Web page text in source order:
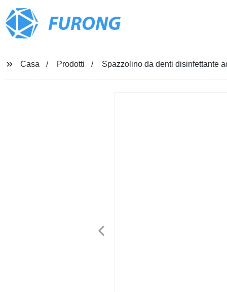
FURONG
Casa Prodotti Spazzolino da denti disinfettante